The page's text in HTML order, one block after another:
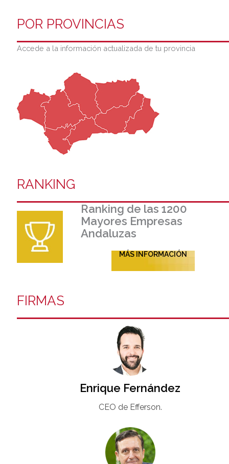
POR PROVINCIAS
Accede a la información actualizada de tu provincia
RANKING
Ranking de las 1200
Mayores Empresas
Andaluzas
MÁS INFORMACIÓN
FIRMAS
Enrique Fernández
CEO de Efferson.